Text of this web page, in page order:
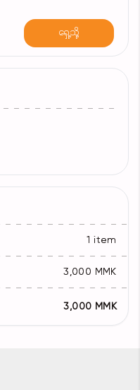
ရှေ့သို့
1 item
3,000 MMK
3,000 MMK